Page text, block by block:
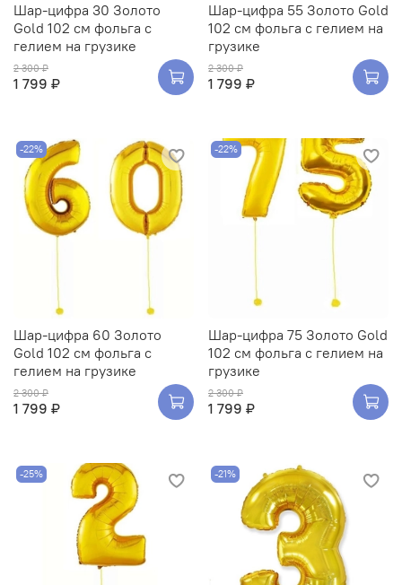
Шар-цифра 30 Золото
Gold 102 см фольга с
гелием на грузике
2 300 ₽
1 799 ₽
Шар-цифра 55 Золото Gold
102 см фольга с гелием на
грузике
2 300 ₽
1 799 ₽
-22%
Шар-цифра 60 Золото
Gold 102 см фольга с
гелием на грузике
2 300 ₽
1 799 ₽
-22%
Шар-цифра 75 Золото Gold
102 см фольга с гелием на
грузике
2 300 ₽
1 799 ₽
-25% -21%